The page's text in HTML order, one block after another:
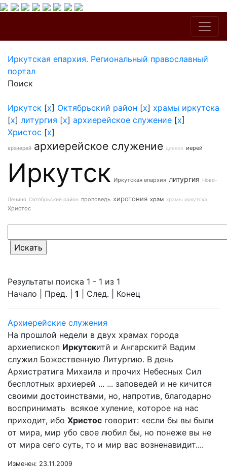
Иркутская епархия. Региональный православный
портал
Поиск
Иркутск [x] Октябрьский район [x] храмы иркутска
[x] литургия [x] архиерейское служение [x]
Христос [x]
архиерей архиерейское служение диакон иерей
Иркутск Иркутская епархия литургия Ново-
Ленино Октябрьский район проповедь хиротония храм храмы иркутска
Христос
Результаты поиска 1 - 1 из 1
Начало | Пред. | 1 | След. | Конец
Архиерейские служения
На прошлой недели в двух храмах города
архиепископ Иркутскитй и Ангарскитй Вадим
служил Божественную Литургию. В день
Архистратига Михаила и прочих Небесных Сил
бесплотных архиерей ... ... заповедей и не кичится
своими достоинствами, но, напротив, благодарно
воспринимать всякое хуление, которое на нас
приходит, ибо Христос говорит: «если бы вы были
от мира, мир убо свое любил бы, но понеже вы не
от мира сего суть, то и мир вас возненавидит....
Изменен: 23.11.2009